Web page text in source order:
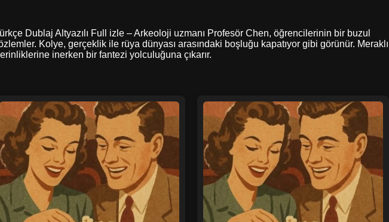
Dublaj Altyazılı Full izle – Arkeoloji uzmanı Profesör Chen, öğrencilerinin bir buzul
Kolye, gerçeklik ile rüya dünyası arasındaki boşluğu kapatıyor gibi görünür. Meraklı
inerken bir fantezi yolculuğuna çıkarır.